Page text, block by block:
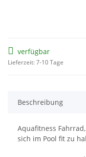
verfügbar
Lieferzeit: 7-10 Tage
Beschreibung
Aquafitness
sich im Pool fit zu